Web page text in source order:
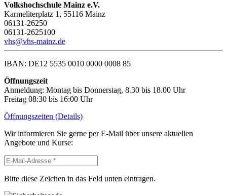
Volkshochschule Mainz e.V.
Karmeliterplatz 1, 55116 Mainz
06131-26250
06131-2625100
vhs@vhs-mainz.de
IBAN: DE12 5535 0010 0000 0008 85
Öffnungszeit
Anmeldung: Montag bis Donnerstag, 8.30 bis 18.00 Uhr
Freitag 08:30 bis 16:00 Uhr
Öffnungszeiten (Details)
Wir informieren Sie gerne per E-Mail über unsere aktuellen
Angebote und Kurse:
Bitte diese Zeichen in das Feld unten eintragen.